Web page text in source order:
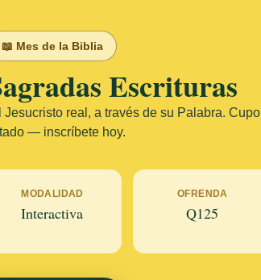
📖 Mes de la Biblia
Escrituras
real, a través de su Palabra. Cupo
— inscríbete hoy.
MODALIDAD
Interactiva
OFRENDA
Q125